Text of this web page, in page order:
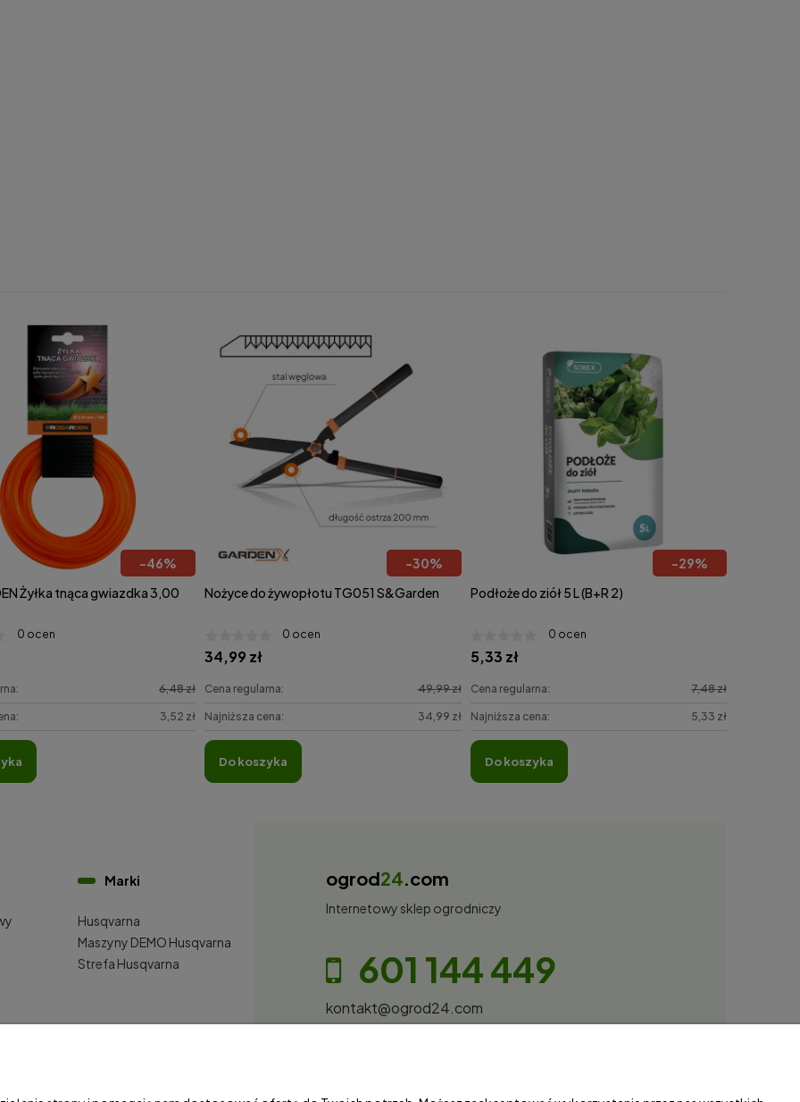
-46%
Żyłka tnąca gwiazdka 3,00
0 ocen
6,48 zł
3,52 zł
-30%
Nożyce do żywopłotu TG051 S&Garden
0 ocen
34,99 zł
Cena regularna: 49,99 zł
Najniższa cena: 34,99 zł
do koszyka
-29%
Podłoże do ziół 5 L (B+R 2)
0 ocen
5,33 zł
Cena regularna: 7,48 zł
Najniższa cena: 5,33 zł
do koszyka
ogrod24.com
Internetowy sklep ogrodniczy
601 144 449
kontakt@ogrod24.com
Marki
Husqvarna
Maszyny DEMO Husqvarna
Strefa Husqvarna